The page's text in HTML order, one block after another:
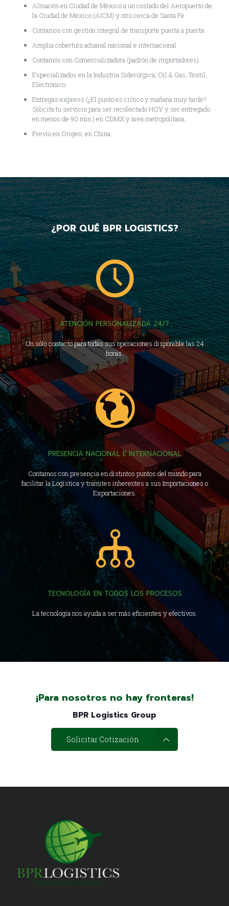
Almacén en Ciudad de México a un costado del Aeropuerto de
la Ciudad de México (AICM) y otro cerca de Santa Fe.
Contamos con gestión integral de transporte puerta a puerta.
Amplia cobertura aduanal nacional e internacional.
Contamos con Comercializadora (padrón de importadores).
Especializados en la Industria Siderúrgica, Oil & Gas, Textil,
Electrónico.
Entregas express (¿El punto es crítico y mañana muy tarde?
Solicita tu servicio para ser recolectado HOY y ser entregado
en menos de 90 min.) en CDMX y área metropolitana.
Previo en Origen, en China.
¿POR QUÉ BPR LOGISTICS?
ATENCIÓN PERSONALIZADA 24/7
Un sólo contacto para todas sus operaciones disponible las 24
horas.
PRESENCIA NACIONAL E INTERNACIONAL
Contamos con presencia en distintos puntos del mundo para
facilitar la Logística y trámites inherentes a sus Importaciones o
Exportaciones.
TECNOLOGÍA EN TODOS LOS PROCESOS
La tecnología nos ayuda a ser más eficientes y efectivos.
¡Para nosotros no hay fronteras!
BPR Logistics Group
Solicitar Cotización